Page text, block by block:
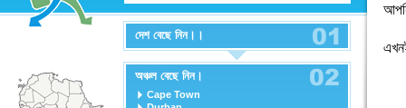
দেশ বেছে নিন।।
অঞ্চল বেছে নিন।
Cape Town